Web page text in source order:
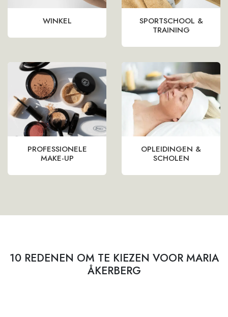
WINKEL
SPORTSCHOOL &
TRAINING
PROFESSIONELE
MAKE-UP
OPLEIDINGEN &
SCHOLEN
10 REDENEN OM TE KIEZEN VOOR MARIA
ÅKERBERG